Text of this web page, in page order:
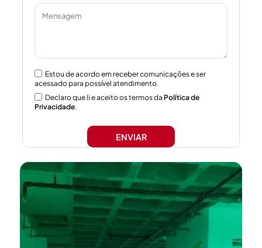
Estou de acordo em receber comunicações e ser
acessado para possível atendimento.
Declaro que li e aceito os termos da Política de
Privacidade.